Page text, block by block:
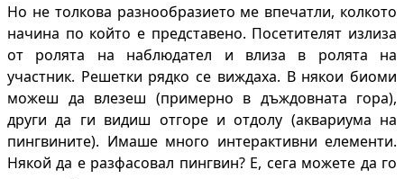
Но не толкова разнообразието ме впечатли, колкото
начина по който е представено. Посетителят излиза
от ролята на наблюдател и влиза в ролята на
участник. Решетки рядко се виждаха. В някои биоми
можеш да влезеш (примерно в дъждовната гора),
други да ги видиш отгоре и отдолу (аквариума на
пингвините). Имаше много интерактивни елементи.
Някой да е разфасовал пингвин? Е, сега можете да го